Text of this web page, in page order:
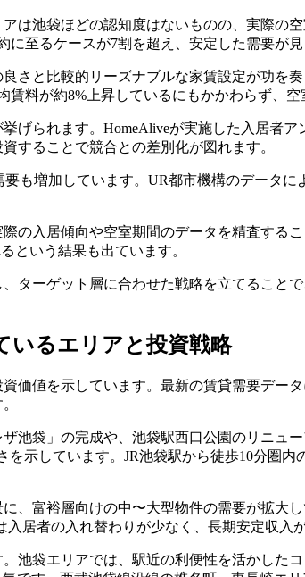
は池袋ほどの認知度はないものの、実際の
至るケースが7割を超え、安定した需要が見
さと比較的リーズナブルな家賃設定が功を
料が約8%上昇しているにもかかわらず、空
げられます。HomeAliveが実施した入居者
することで競合との差別化が図れます。
も増加しています。UR都市機構のデータ
の入居傾向や空室期間のデータを精査する
という結果も出ています。
ターゲット層に合わせた戦略を立てること
いるエリアと投資戦略
価値を示しています。最新の賃貸需要デー
池袋」の完成や、池袋駅西口公園のリニュ
示しています。JR池袋駅から徒歩10分圏
、富裕層向けの中〜大型物件の需要が拡大
居者の入れ替わりが少なく、長期安定収入
池袋エリアでは、駅近の利便性を活かした